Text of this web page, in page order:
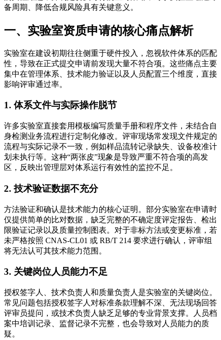
备周期、降低合规风险具有关键意义。
一、实验室资质申请的核心痛点解析
实验室在建设初期往往侧重于硬件投入，忽视软件体系的匹配
性，导致在正式提交申请前发现大量不符合项。这些痛点主要
集中在管理体系、技术能力验证以及人员配置三个维度，直接
影响评审通过率。
1. 体系文件与实际操作脱节
许多实验室直接套用模板编写质量手册和程序文件，未结合自
身检测业务流程进行定制化修改。评审现场常发现文件规定的
流程与实际记录不一致，例如样品流转记录缺失、设备校准计
划未执行等。这种“两张皮”现象是导致严重不符合项的高发
区，反映出管理层对体系运行有效性的监控不足。
2. 技术验证数据不充分
方法验证和确认是技术能力的核心证明。部分实验室在申请时
仅提供简单的比对数据，缺乏完整的不确定度评定报告、检出
限验证记录以及质量控制图表。对于非标方法或变更标准，若
未严格按照 CNAS-CL01 或 RB/T 214 要求进行确认，评审组
将无法认可其技术能力范围。
3. 关键岗位人员能力不足
授权签字人、技术负责人和质量负责人是实验室的关键岗位。
常见问题包括授权签字人对标准条款理解不深、无法现场回答
评审员提问，或技术负责人缺乏足够的专业背景支撑。人员档
案中培训记录、监督记录不完整，也会导致对人员能力的质
疑。